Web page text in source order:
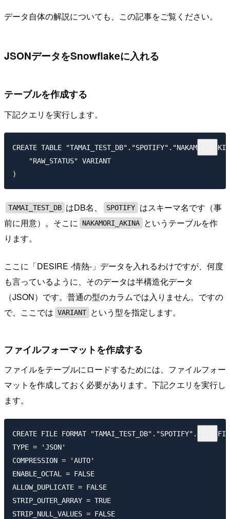
データ自体の解説についても、この記事をご覧ください。
JSONデータをSnowflakeに入れる
テーブルを作成する
下記クエリを実行します。
CREATE TABLE
    "RAW_STATUS" VARIANT
TAMAI_TEST_DB はDB名、 SPOTIFY
はスキーマ名です（事
前に用意）。そこに
NAKAMORI_AKINA
というテーブルを作
ります。
ここに「DESIRE -情熱-」データを入れるわけですが、何度
も言っているように、そのデータは半構造化データ
（JSON）です。普通の型のカラムでは入りません。ですの
で、ここでは VARIANT という型を指定します。
ファイルフォーマットを作成する
ファイルをテーブルにロードするためには、ファイルフォー
マットを作成しておく必要があります。下記クエリを実行し
ます。
CREATE FILE FORMAT
TYPE = 'JSON'
COMPRESSION = 'AUTO'
ENABLE_OCTAL = FALSE
ALLOW_DUPLICATE = FALSE
STRIP_OUTER_ARRAY = TRUE
STRIP_NULL_VALUES = FALSE